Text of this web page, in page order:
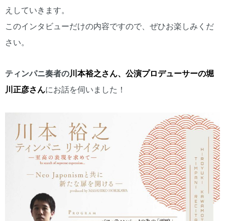
えしていきます。
このインタビューだけの内容ですので、ぜひお楽しみくだ
さい。
ティンパニ奏者の川本裕之さん、 公演プロデューサーの堀
川正彦さんにお話を伺いました！